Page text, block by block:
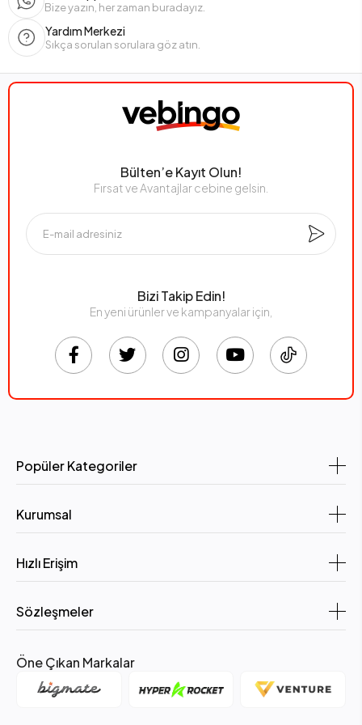
Bize yazın, her zaman buradayız.
Yardım Merkezi
Sıkça sorulan sorulara göz atın.
Bülten’e Kayıt Olun!
Fırsat ve Avantajlar cebine gelsin.
Bizi Takip Edin!
En yeni ürünler ve kampanyalar için,
Popüler Kategoriler
Kurumsal
Hızlı Erişim
Sözleşmeler
Öne Çıkan Markalar